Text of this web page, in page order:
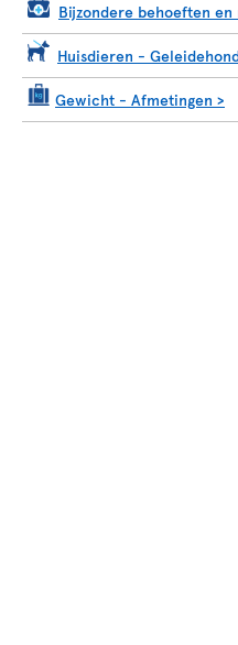
Bijzondere behoeften
Huisdieren -
Gewicht - Afmetingen >